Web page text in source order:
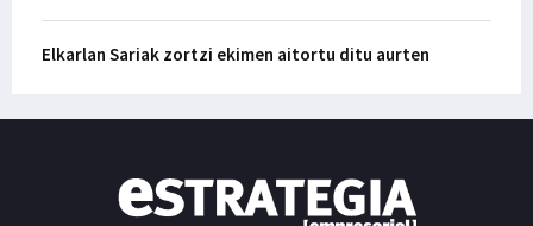
Elkarlan Sariak zortzi ekimen aitortu ditu aurten